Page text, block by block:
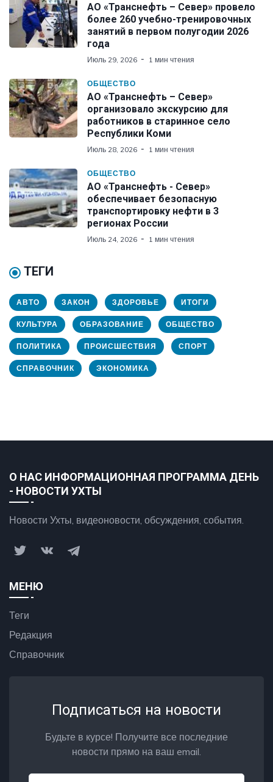
АО «Транснефть – Север» провело
более 260 учебно-тренировочных
занятий в первом полугодии 2026
года
Июль 29, 2026 1 мин чтения
ОБЩЕСТВО
АО «Транснефть – Север»
организовало экскурсию для
работников в старинное село
Республики Коми
Июль 28, 2026 1 мин чтения
ОБЩЕСТВО
АО «Транснефть - Север»
обеспечивает безопасную
транспортировку нефти в 3
регионах России
Июль 24, 2026 1 мин чтения
ТЕГИ
АВТО ЗАКОН ЗДОРОВЬЕ ИТОГИ
КУЛЬТУРА ОБРАЗОВАНИЕ ОБЩЕСТВО
ПОЛИТИКА ПРОИСШЕСТВИЯ СПОРТ
СПРАВОЧНИК ЭКОНОМИКА
О НАС ИНФОРМАЦИОННАЯ ПРОГРАММА ДЕНЬ
- НОВОСТИ УХТЫ
Новости Ухты, видеоновости, обсуждения, события.
МЕНЮ
Теги
Редакция
Справочник
Подписаться на новости
Будьте в курсе! Получите все последние
новости прямо на ваш email.